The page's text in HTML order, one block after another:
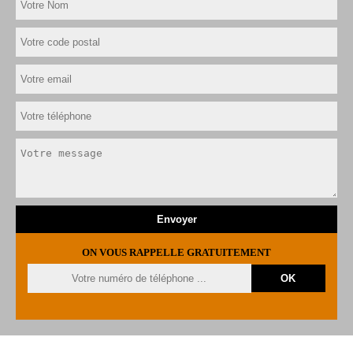
ON VOUS RAPPELLE GRATUITEMENT